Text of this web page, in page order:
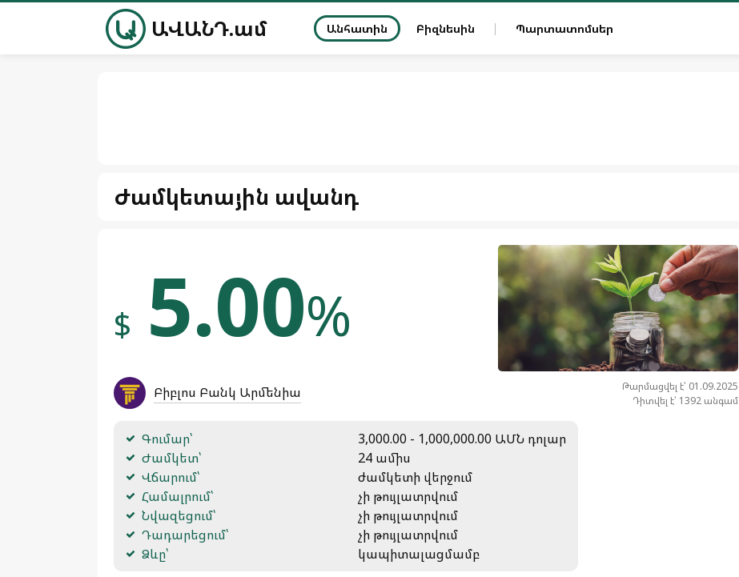
ԱՎԱՆԴ.ամ Անհատին Բիզնեսին Պարտատոմսեր
Ժամկետային ավանդ
Թարմացվել է՝ 01.09.2025
Դիտվել է՝ 1392 անգամ
$ 5.00%
Բիբլոս Բանկ Արմենիա
Գումար՝
3,000.00 - 1,000,000.00 ԱՄՆ դոլար
Ժամկետ՝
24 ամիս
Վճարում՝
ժամկետի վերջում
Համալրում՝
չի թույլատրվում
Նվազեցում՝
չի թույլատրվում
Դադարեցում՝
չի թույլատրվում
Ձևը՝
կապիտալացմամբ